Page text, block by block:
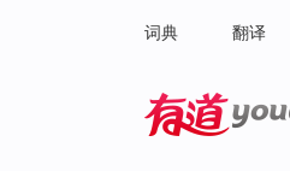
词典 翻译